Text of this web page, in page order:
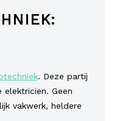
. Deze partij
Geen
vakwerk, heldere